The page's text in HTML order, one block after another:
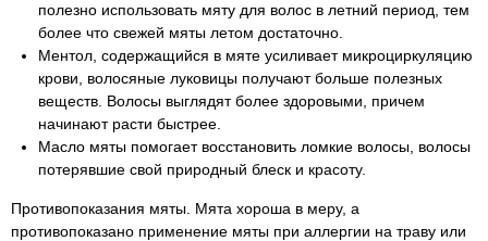
полезно использовать мяту для волос в летний период, тем
более что свежей мяты летом достаточно.
Ментол, содержащийся в мяте усиливает микроциркуляцию
крови, волосяные луковицы получают больше полезных
веществ. Волосы выглядят более здоровыми, причем
начинают расти быстрее.
Масло мяты помогает восстановить ломкие волосы, волосы
потерявшие свой природный блеск и красоту.
Противопоказания мяты. Мята хороша в меру, а
противопоказано применение мяты при аллергии на траву или